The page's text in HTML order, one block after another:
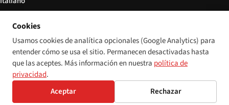
© 2026 Disability World. Todos los derechos reservados. Configuración de cookies
DeutschEspañol 简体中文PolskiFrançais
Cookies
Usamos cookies de analítica opcionales (Google Analytics) para
entender cómo se usa el sitio. Permanecen desactivadas hasta
que las aceptes. Más información en nuestra política de
privacidad.
Aceptar
Rechazar